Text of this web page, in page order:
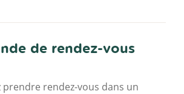
de rendez-vous
prendre rendez-vous dans un